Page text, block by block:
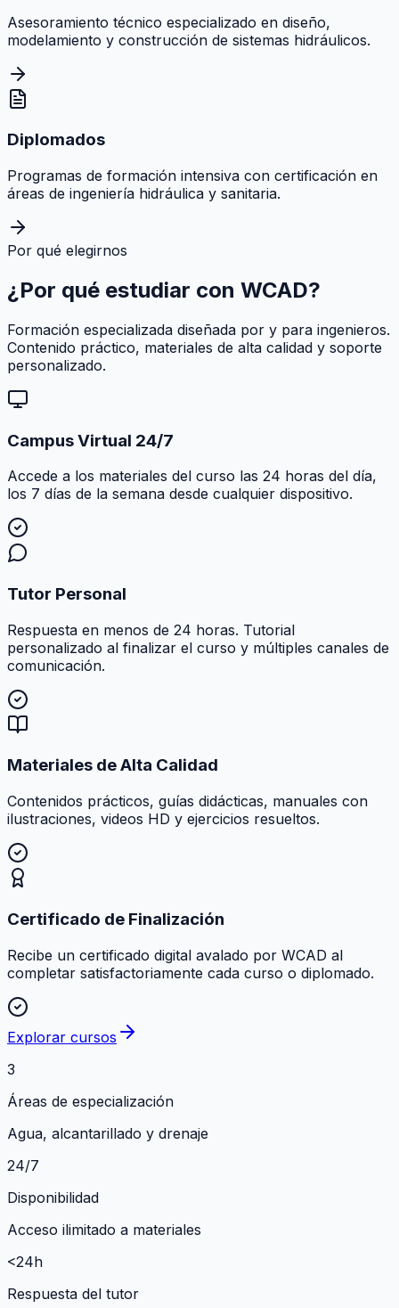
Asesoramiento técnico especializado en diseño,
modelamiento y construcción de sistemas hidráulicos.
Diplomados
Programas de formación intensiva con certificación en
áreas de ingeniería hidráulica y sanitaria.
Por qué elegirnos
¿Por qué estudiar con WCAD?
Formación especializada diseñada por y para ingenieros.
Contenido práctico, materiales de alta calidad y soporte
personalizado.
Campus Virtual 24/7
Accede a los materiales del curso las 24 horas del día,
los 7 días de la semana desde cualquier dispositivo.
Tutor Personal
Respuesta en menos de 24 horas. Tutorial
personalizado al finalizar el curso y múltiples canales de
comunicación.
Materiales de Alta Calidad
Contenidos prácticos, guías didácticas, manuales con
ilustraciones, videos HD y ejercicios resueltos.
Certificado de Finalización
Recibe un certificado digital avalado por WCAD al
completar satisfactoriamente cada curso o diplomado.
Explorar cursos
3
Áreas de especialización
Agua, alcantarillado y drenaje
24/7
Disponibilidad
Acceso ilimitado a materiales
<24h
Respuesta del tutor